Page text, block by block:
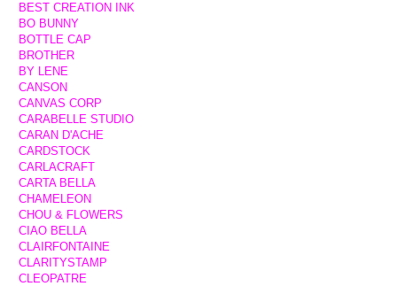
BEST CREATION INK
BO BUNNY
BOTTLE CAP
BROTHER
BY LENE
CANSON
CANVAS CORP
CARABELLE STUDIO
CARAN D'ACHE
CARDSTOCK
CARLACRAFT
CARTA BELLA
CHAMELEON
CHOU & FLOWERS
CIAO BELLA
CLAIRFONTAINE
CLARITYSTAMP
CLEOPATRE